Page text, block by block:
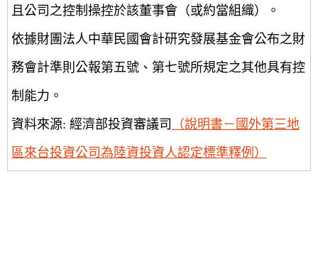
且公司之控制操控於該董事會（或約當組織）。
依據財團法人中華民國會計研究發展基金會公布之財
務會計準則公報第五號、第七號所規定之其他具有控
制能力。
資料來源: 經濟部投資審議司
（說明書－國外第三地
區來台投資公司為陸資投資人認定標準釋例）